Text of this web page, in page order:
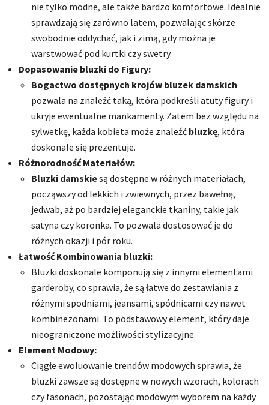
nie tylko modne, ale także bardzo komfortowe. Idealnie
sprawdzają się zarówno latem, pozwalając skórze
swobodnie oddychać, jak i zimą, gdy można je
warstwować pod kurtki czy swetry.
Dopasowanie bluzki do Figury:
Bogactwo dostępnych krojów bluzek damskich
pozwala na znaleźć taką, która podkreśli atuty figury i
ukryje ewentualne mankamenty. Zatem bez względu na
sylwetkę, każda kobieta może znaleźć bluzkę, która
doskonale się prezentuje.
Różnorodność Materiałów:
Bluzki damskiesą dostępne w różnych materiałach,
począwszy od lekkich i zwiewnych, przez bawełnę,
jedwab, aż po bardziej eleganckie tkaniny, takie jak
satyna czy koronka. To pozwala dostosować je do
różnych okazji i pór roku.
Łatwość Kombinowania bluzki:
Bluzki doskonale komponują się z innymi elementami
garderoby, co sprawia, że są łatwe do zestawiania z
różnymi spodniami, jeansami, spódnicami czy nawet
kombinezonami. To podstawowy element, który daje
nieograniczone możliwości stylizacyjne.
Element Modowy:
Ciągłe ewoluowanie trendów modowych sprawia, że
bluzki zawsze są dostępne w nowych wzorach, kolorach
czy fasonach, pozostając modowym wyborem na każdy